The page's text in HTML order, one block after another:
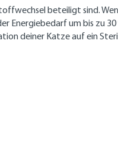
beteiligt sind.
um bis zu
deiner Katze auf ein